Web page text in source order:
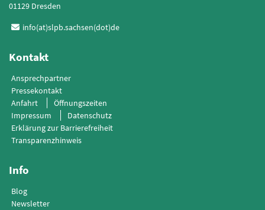
01129 Dresden
info(at)slpb.sachsen(dot)de
Kontakt
Ansprechpartner
Pressekontakt
Anfahrt
Öffnungszeiten
Impressum
Datenschutz
Erklärung zur Barrierefreiheit
Transparenzhinweis
Info
Blog
Newsletter